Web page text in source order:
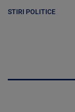
STIRI POLITICE